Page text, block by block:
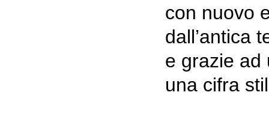
con nuovo
dall’antica
e grazie ad
una cifra